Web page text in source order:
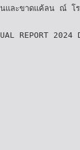
ะขาดแค้ลน ณ์ โรง
REPORT